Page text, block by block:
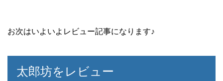
お次はいよいよレビュー記事になります♪
太郎坊をレビュー